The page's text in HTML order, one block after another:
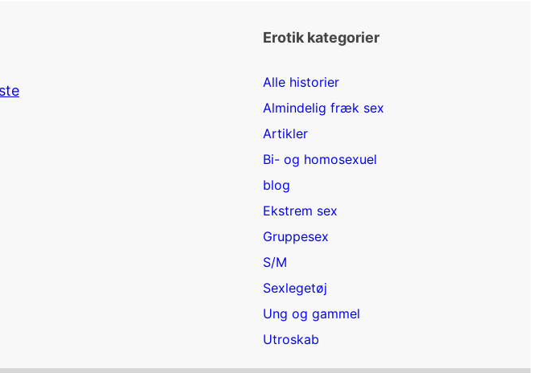
Erotik kategorier
Alle historier
Almindelig fræk sex
Artikler
Bi- og homosexuel
blog
Ekstrem sex
Gruppesex
S/M
Sexlegetøj
Ung og gammel
Utroskab